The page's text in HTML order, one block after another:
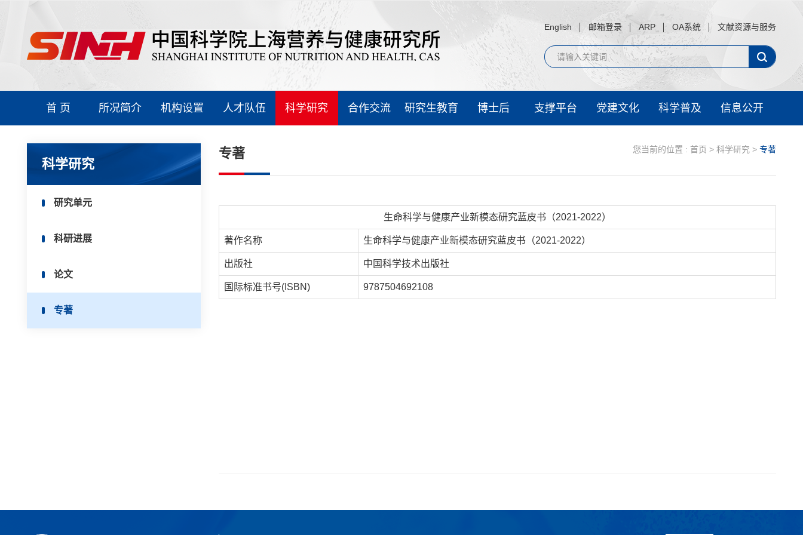
English 邮箱登录 ARP OA系统 文献资源与服务
首 页 所况简介 机构设置 人才队伍 科学研究 合作交流 研究生教育 博士后 支撑平台 党建文化 科学普及 信息公开
科学研究
研究单元
科研进展
论文
专著
专著 您当前的位置 : 首页 > 科学研究 > 专著
生命科学与健康产业新模态研究蓝皮书（2021-2022）
著作名称 生命科学与健康产业新模态研究蓝皮书（2021-2022）
出版社 中国科学技术出版社
国际标准书号(ISBN) 9787504692108